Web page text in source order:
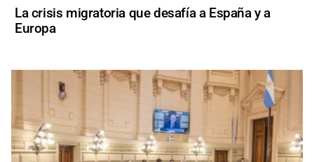
La crisis migratoria que desafía a España y a
Europa